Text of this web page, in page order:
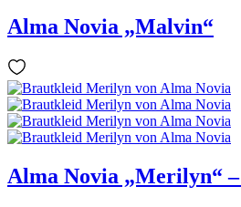
Alma Novia „Malvin“
Alma Novia „Merilyn“